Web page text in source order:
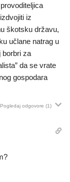
iz
škotsku državu,
učlane natrag u
borbri za
da se vrate
gospodara
Pogledaj odgovore (1)